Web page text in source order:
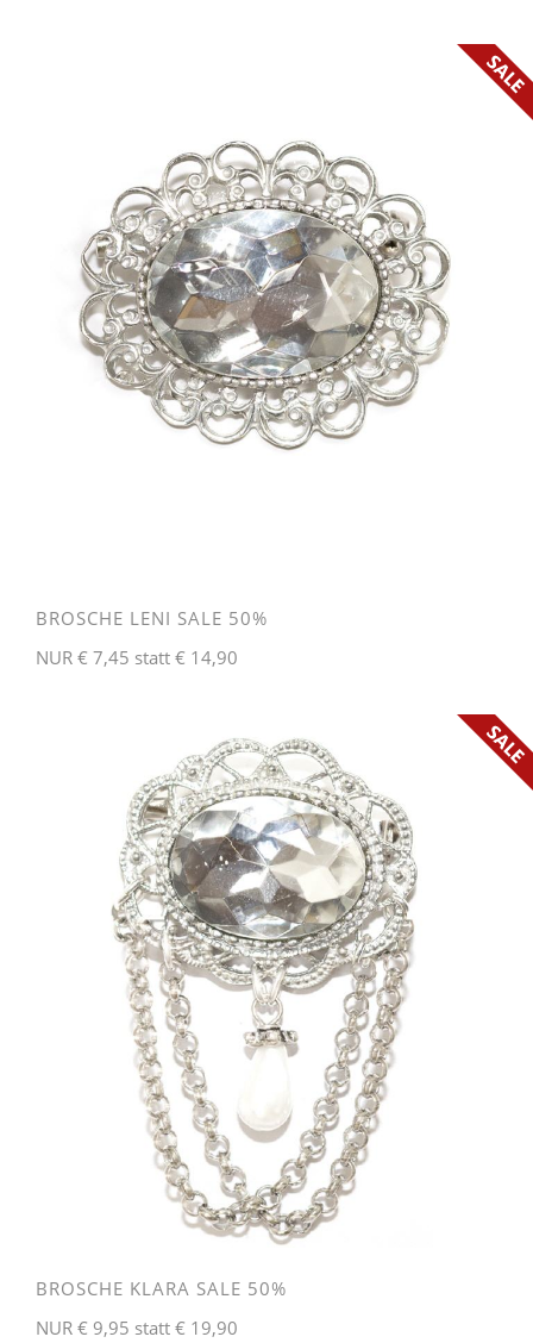
BROSCHE LENI SALE 50%
NUR € 7,45 statt € 14,90
BROSCHE KLARA SALE 50%
NUR € 9,95 statt € 19,90